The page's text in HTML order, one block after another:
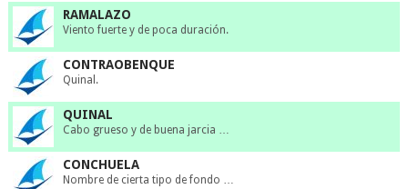
RAMALAZO
Viento fuerte y de poca duración.
CONTRAOBENQUE
Quinal.
QUINAL
Cabo grueso y de buena jarcia …
CONCHUELA
Nombre de cierta tipo de fondo …